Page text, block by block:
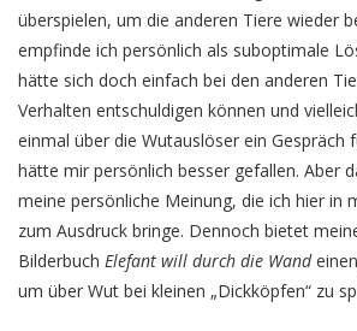
überspielen, um die anderen Tiere wieder
empfinde ich persönlich als suboptimale
hätte sich doch einfach bei den anderen
Verhalten entschuldigen können und
einmal über die Wutauslöser ein Gespräch
hätte mir persönlich besser gefallen. Aber
meine persönliche Meinung, die ich hier in
zum Ausdruck bringe. Dennoch bietet
Bilderbuch Elefant will durch die Wand
um über Wut bei kleinen „Dickköpfen“ zu